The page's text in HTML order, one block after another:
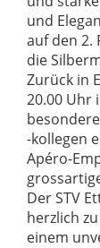
und
auf den 2.
die
Zurück in
20.00 Uhr
-kollegen
Apéro-
Der STV
herzlich
einem